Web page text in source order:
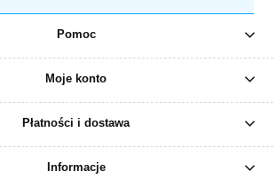
Pomoc
Moje konto
Płatności i dostawa
Informacje